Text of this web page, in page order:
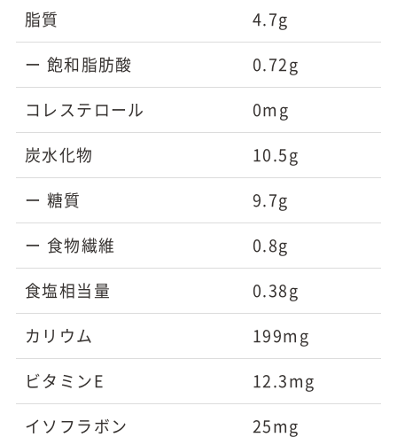
脂質
4.7g
ー 飽和脂肪酸
0.72g
コレステロール
0mg
炭水化物
10.5g
ー 糖質
9.7g
ー 食物繊維
0.8g
食塩相当量
0.38g
カリウム
199mg
ビタミンE
12.3mg
イソフラボン
25mg